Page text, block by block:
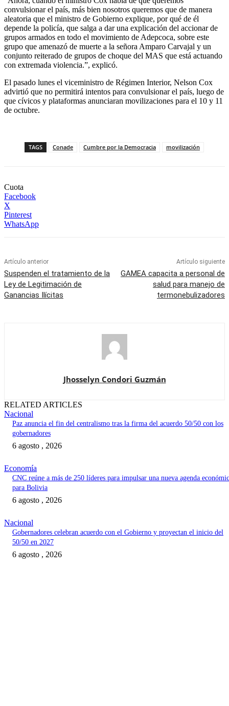
convulsionar el país, más bien nosotros queremos que de manera
aleatoria que el ministro de Gobierno explique, por qué de él
depende la policía, que salga a dar una explicación del accionar de
grupos armados en todo el movimiento de Adepcoca, sobre este
grupo que amenazó de muerte a la señora Amparo Carvajal y un
conjunto reiterado de grupos de choque del MAS que está actuando
con extremada violencia.”, explicó.
El pasado lunes el viceministro de Régimen Interior, Nelson Cox
advirtió que no permitirá intentos para convulsionar el país, luego de
que cívicos y plataformas anunciaran movilizaciones para el 10 y 11
de octubre.
TAGS Conade Cumbre por la Democracia movilización
Cuota
Facebook
X
Pinterest
WhatsApp
Artículo anterior
Suspenden el tratamiento de la
Ley de Legitimación de
Ganancias Ilícitas
Artículo siguiente
GAMEA capacita a personal de
salud para manejo de
termonebulizadores
Jhosselyn Condori Guzmán
RELATED ARTICLES
Nacional
Paz anuncia el fin del centralismo tras la firma del acuerdo 50/50 con los
gobernadores
6 agosto , 2026
Economía
CNC reúne a más de 250 líderes para impulsar una nueva agenda
para Bolivia
6 agosto , 2026
Nacional
Gobernadores celebran acuerdo con el Gobierno y proyectan el inicio del
50/50 en 2027
6 agosto , 2026